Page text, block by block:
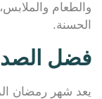
والطعام
الحسنة.
فضل
يعد شهر رمضان